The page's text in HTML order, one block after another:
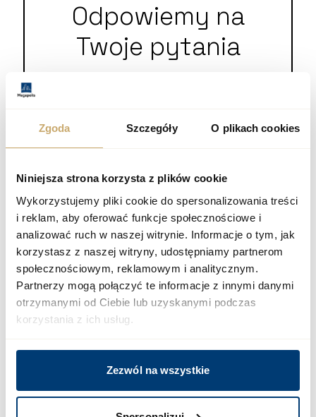
Zgoda Szczegóły O plikach cookies
Niniejsza strona korzysta z plików cookie
Wykorzystujemy pliki cookie do spersonalizowania treści
i reklam, aby oferować funkcje społecznościowe i
analizować ruch w naszej witrynie. Informacje o tym, jak
korzystasz z naszej witryny, udostępniamy partnerom
społecznościowym, reklamowym i analitycznym.
Partnerzy mogą połączyć te informacje z innymi danymi
otrzymanymi od Ciebie lub uzyskanymi podczas
korzystania z ich usług.
Zezwól na wszystkie
Odpowiemy na
Twoje pytania
biuro@megapolis.pl
1. Administratorem Państwa danych osobowych jest Holding 1 S.A. z siedzibą w
Krakowie, ul. Puszkarska nr 7F, 30-644 Kraków oraz podmiot z grupy kapitałowej
Holding 1 s.a. od niej zależny, tj. Megapolis sp. z o.o. z siedzibą w Krakowie, ul.